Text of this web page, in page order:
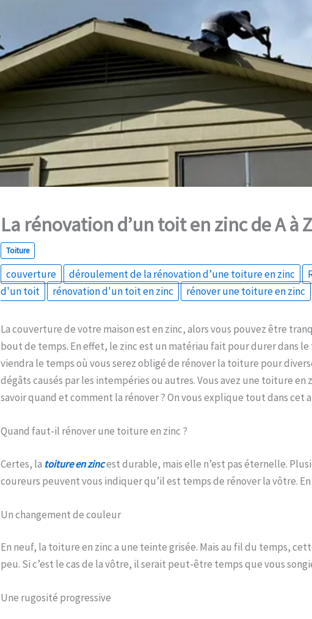
La rénovation d’un toit en zinc de A à Z
Toiture
couverture déroulement de la rénovation d’une toiture en zinc
d'un toit
rénovation d'un toit en zinc rénover une toiture en zinc
La couverture de votre maison est en zinc, alors vous pouvez être
bout de temps. En effet, le zinc est un matériau fait pour durer dans
viendra le temps où vous serez obligé de rénover la toiture pour
dégâts causés par les intempéries ou autres. Vous avez une toiture en
savoir quand et comment la rénover ? On vous explique tout dans cet
Quand faut-il rénover une toiture en zinc ?
Certes, la toiture en zincest durable, mais elle n’est pas éternelle.
coureurs peuvent vous indiquer qu’il est temps de rénover la vôtre.
Un changement de couleur
En neuf, la toiture en zinc a une teinte grisée. Mais au fil du temps,
peu. Si c’est le cas de la vôtre, il serait peut-être temps que vous
Une rugosité progressive